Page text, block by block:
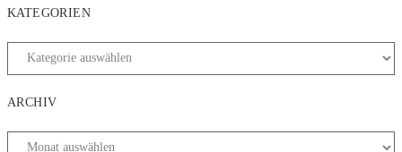
KATEGORIEN
ARCHIV